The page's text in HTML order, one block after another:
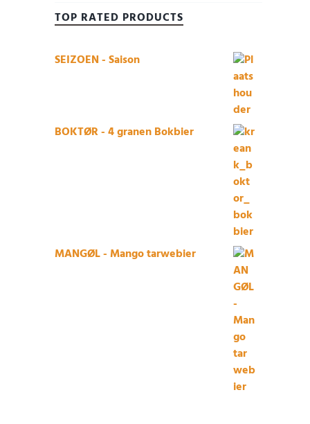
TOP RATED PRODUCTS
SEIZOEN - Saison
BOKTØR - 4 granen Bokbier
MANGØL - Mango tarwebier